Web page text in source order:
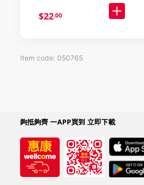
$22.00
Item code: 050765
夠抵夠齊 一APP買到 立即下載